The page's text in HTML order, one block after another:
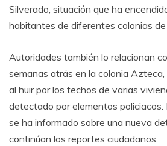
Silverado, situación que ha
habitantes de diferentes colonias de
Autoridades también lo relacionan
semanas atrás en la colonia
al huir por los techos de varias
detectado por elementos
se ha informado sobre una nueva
continúan los reportes ciudadanos.